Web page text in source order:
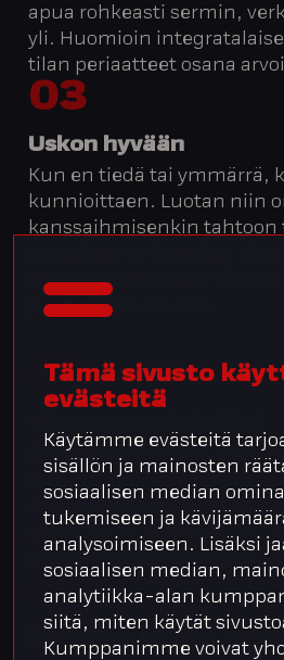
Tämä sivusto
evästeitä
Käytämme evästeitä
sisällön ja mainosten
sosiaalisen median
tukemiseen ja
analysoimiseen. Lisäksi
sosiaalisen median,
analytiikka-alan
siitä, miten käytät
Kumppanimme voivat
apua rohkeasti sermin,
yli. Huomioin
tilan periaatteet osana
03
Uskon hyvään
Kun en tiedä tai ymmärrä,
kunnioittaen. Luotan niin
kanssaihmisenkin tahtoon
avoimuudella toisia
ja viheliäitä virheitä.
04
Rohkeutta on sekin, kun
tai osaa. Olen omaksunut,
mokata mutta otan toki
oivalluksista onkeeni.
viipymättä ja otan vastuun.
05
Kehitän kaikkien